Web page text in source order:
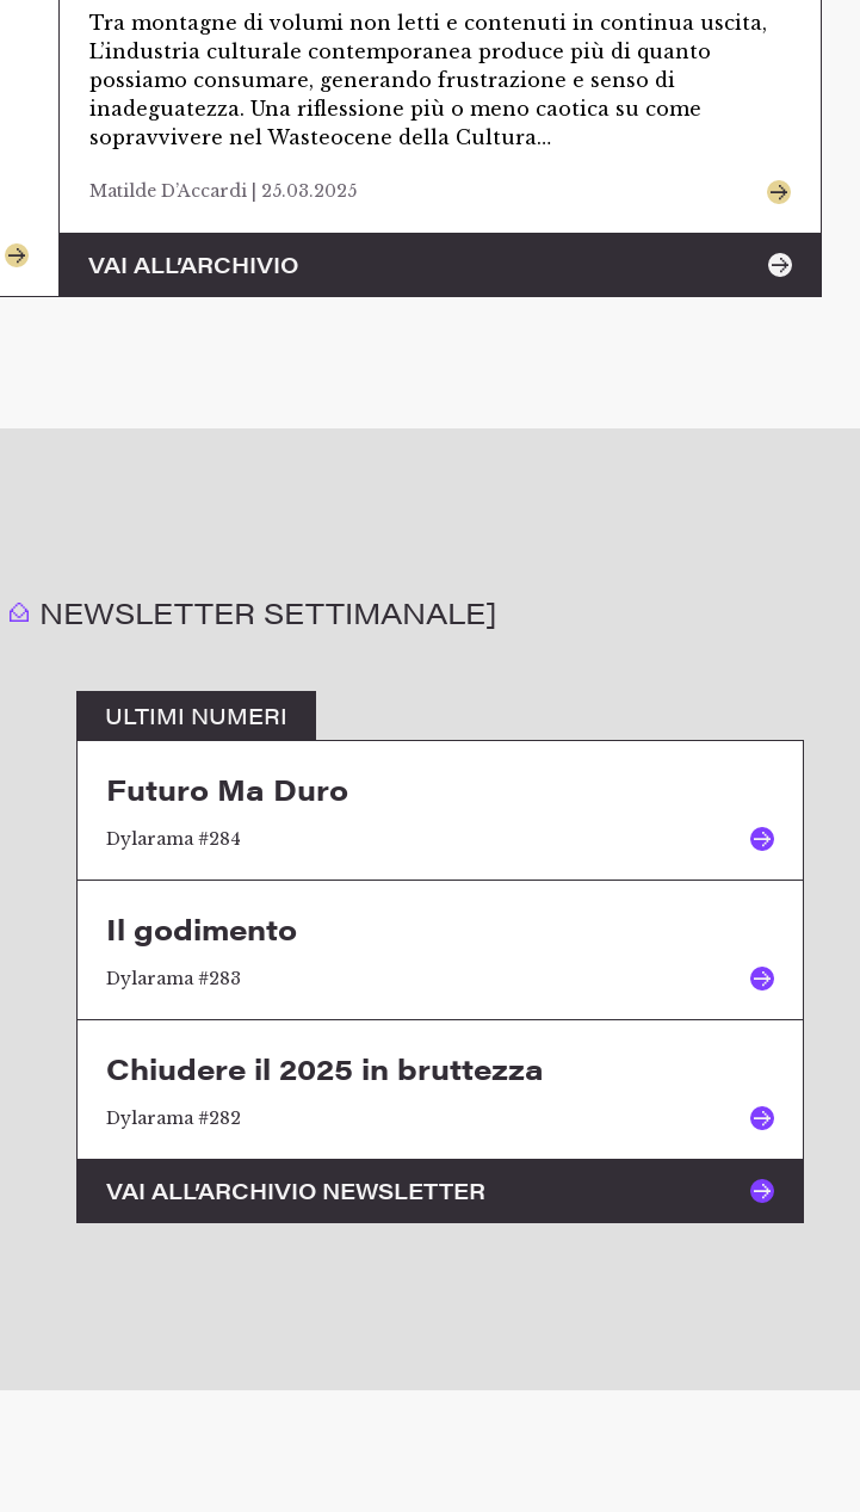
Tra montagne di volumi non letti e contenuti in continua uscita,
L’industria culturale contemporanea produce più di quanto
possiamo consumare, generando frustrazione e senso di
inadeguatezza. Una riflessione più o meno caotica su come
sopravvivere nel Wasteocene della Cultura…
Matilde D’Accardi | 25.03.2025
VAI ALL’ARCHIVIO
NEWSLETTER SETTIMANALE]
ULTIMI NUMERI
Futuro Ma Duro
Dylarama #284
Il godimento
Dylarama #283
Chiudere il 2025 in bruttezza
Dylarama #282
VAI ALL’ARCHIVIO NEWSLETTER